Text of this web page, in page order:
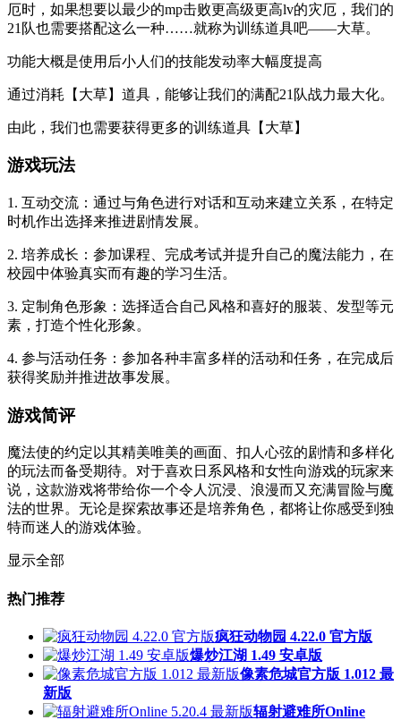
厄时，如果想要以最少的mp击败更高级更高lv的灾厄，我们的
21队也需要搭配这么一种……就称为训练道具吧——大草。
功能大概是使用后小人们的技能发动率大幅度提高
通过消耗【大草】道具，能够让我们的满配21队战力最大化。
由此，我们也需要获得更多的训练道具【大草】
游戏玩法
1. 互动交流：通过与角色进行对话和互动来建立关系，在特定
时机作出选择来推进剧情发展。
2. 培养成长：参加课程、完成考试并提升自己的魔法能力，在
校园中体验真实而有趣的学习生活。
3. 定制角色形象：选择适合自己风格和喜好的服装、发型等元
素，打造个性化形象。
4. 参与活动任务：参加各种丰富多样的活动和任务，在完成后
获得奖励并推进故事发展。
游戏简评
魔法使的约定以其精美唯美的画面、扣人心弦的剧情和多样化
的玩法而备受期待。对于喜欢日系风格和女性向游戏的玩家来
说，这款游戏将带给你一个令人沉浸、浪漫而又充满冒险与魔
法的世界。无论是探索故事还是培养角色，都将让你感受到独
特而迷人的游戏体验。
显示全部
热门推荐
疯狂动物园 4.22.0 官方版
爆炒江湖 1.49 安卓版
像素危城官方版 1.012 最
新版
辐射避难所Online